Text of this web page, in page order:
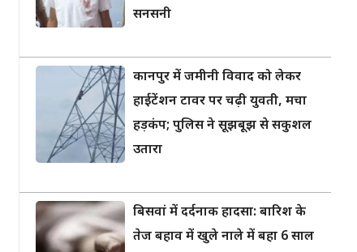
सनसनी
कानपुर में जमीनी विवाद को लेकर
हाईटेंशन टावर पर चढ़ी युवती, मचा
हड़कंप; पुलिस ने सूझबूझ से सकुशल
उतारा
बिसवां में दर्दनाक हादसा: बारिश के
तेज बहाव में खुले नाले में बहा 6 साल